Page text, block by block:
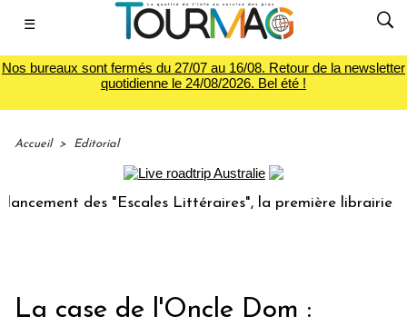
☰
Nos bureaux sont fermés du 27/07 au 16/08. Retour de la newsletter
quotidienne le 24/08/2026. Bel été !
Accueil > Editorial
des "Escales Littéraires", la première librairie du
La case de l'Oncle Dom :